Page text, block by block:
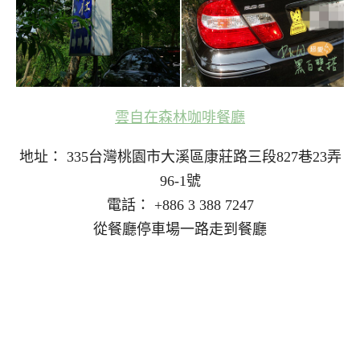
雲自在森林咖啡餐廳
地址： 335台灣桃園市大溪區康莊路三段827巷23弄
96-1號
電話： +886 3 388 7247
從餐廳停車場一路走到餐廳